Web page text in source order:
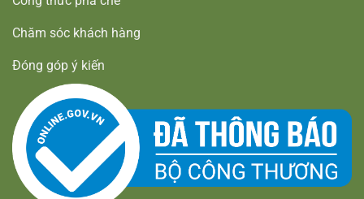
Chăm sóc khách hàng
Đóng góp ý kiến